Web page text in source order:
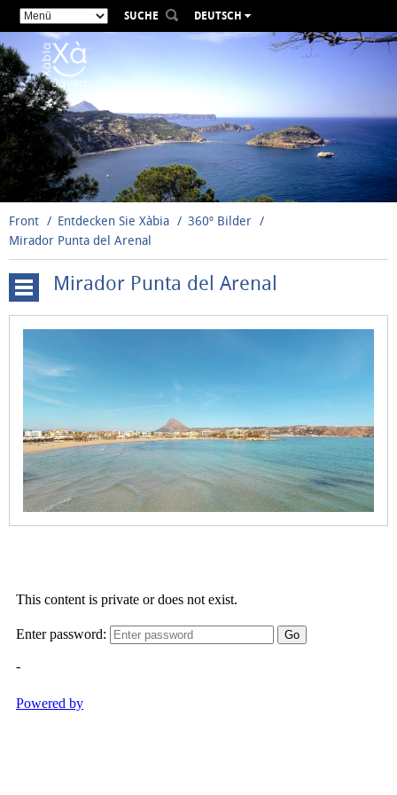
SUCHE
DEUTSCH
ESPAÑOL
FRANÇAIS
РУССКИЙ
Front Entdecken Sie Xàbia
360º Bilder
Mirador Punta del Arenal
Cala
-
Primera
Caleta
Cala
Blanca
-
Segon
/
Portitxol
Cala
Mirador Punta del Arenal